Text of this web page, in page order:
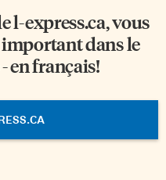
l-express.ca, vous
dans le
en français!